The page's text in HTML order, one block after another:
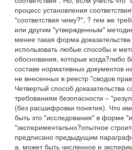
процесс установления
"соответствия чему?", ? тем же
или другим "утвержденным"
менее такая форма доказательства
использовать любые способы и
обоснования, которые когда?либо
составе нормативных документов
не внесенных в реестр "сводов
Четвертый способ доказательства
требованиям безопасности –
(без расшифровки понятия). Что
быть это "исследования" в форме
"экспериментально?опытное
предписано предыдущим
а. может быть численное и